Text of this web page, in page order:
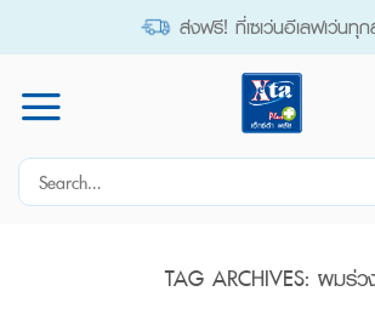
ส่งฟรี! ที่เซเว่นอีเลฟเว่นทุก
Search
TAG ARCHIVES: ผมร่ว